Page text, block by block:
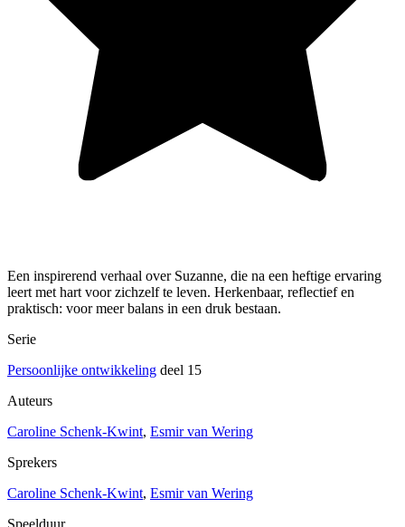
Een inspirerend verhaal over Suzanne, die na een heftige ervaring
leert met hart voor zichzelf te leven. Herkenbaar, reflectief en
praktisch: voor meer balans in een druk bestaan.
Serie
Persoonlijke ontwikkeling deel 15
Auteurs
Caroline Schenk-Kwint, Esmir van Wering
Sprekers
Caroline Schenk-Kwint, Esmir van Wering
Speelduur